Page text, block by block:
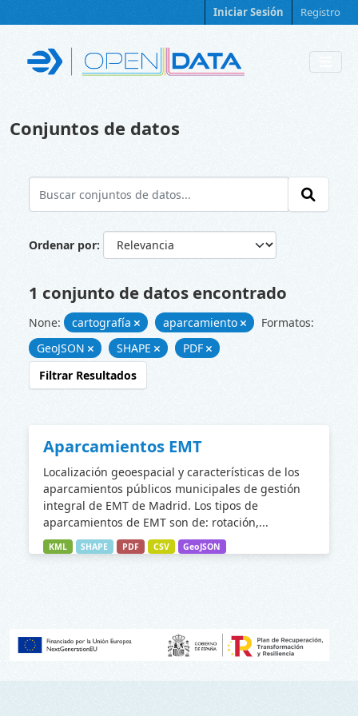
Iniciar Sesión Registro
Conjuntos de datos
Ordenar por
1 conjunto de datos encontrado
None: cartografía aparcamiento
Formatos:
GeoJSON
SHAPE
PDF
Filtrar Resultados
Aparcamientos EMT
Localización geoespacial y características de los
aparcamientos públicos municipales de gestión
integral de EMT de Madrid. Los tipos de
aparcamientos de EMT son de: rotación,...
KML SHAPE PDF CSV GeoJSON